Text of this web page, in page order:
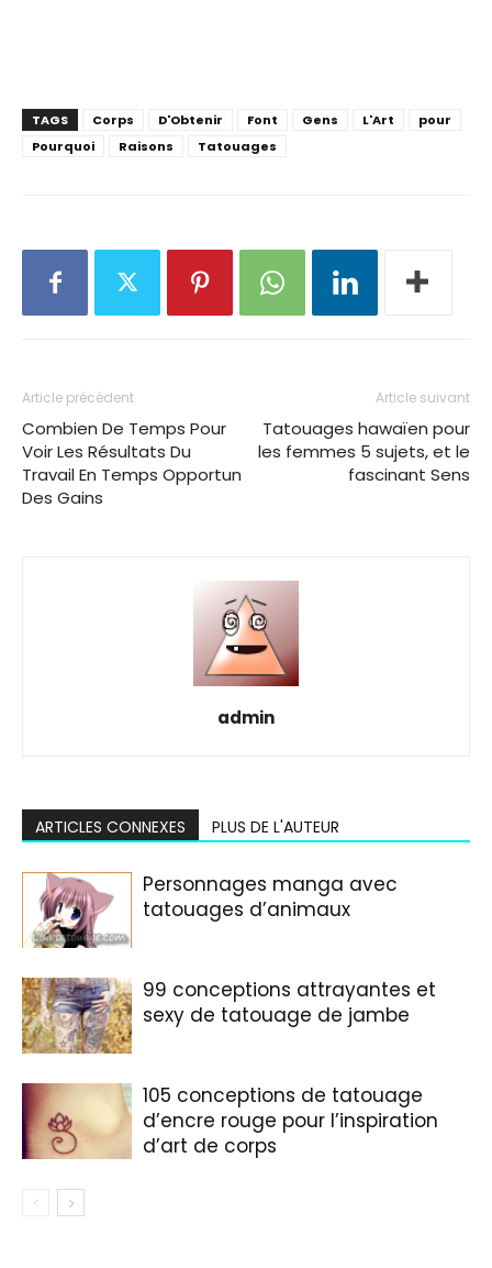
TAGS Corps D'Obtenir Font Gens L'Art
pour
Pourquoi
Raisons Tatouages
Article précédent
Combien De Temps Pour
Voir Les Résultats Du
Travail En Temps Opportun
Des Gains
Article suivant
Tatouages hawaïen pour
les femmes 5 sujets, et le
fascinant Sens
admin
ARTICLES CONNEXES PLUS DE L'AUTEUR
Personnages manga avec
tatouages d’animaux
99 conceptions attrayantes et
sexy de tatouage de jambe
105 conceptions de tatouage
d’encre rouge pour l’inspiration
d’art de corps